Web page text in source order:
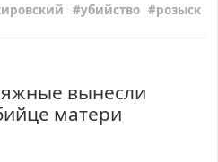
убийство розыск
вынесли
матери